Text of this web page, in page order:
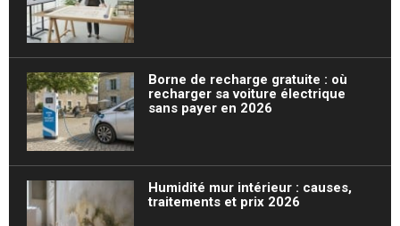
Borne de recharge gratuite : où
recharger sa voiture électrique
sans payer en 2026
Humidité mur intérieur : causes,
traitements et prix 2026